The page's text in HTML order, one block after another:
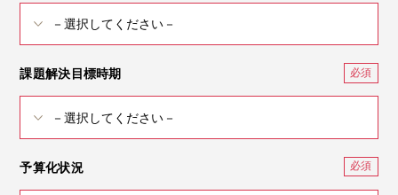
課題解決目標時期
予算化状況